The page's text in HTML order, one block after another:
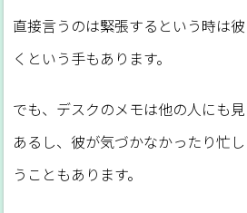
直接言うのは緊張するという時は
くという手もあります。
でも、デスクのメモは他の人にも
あるし、彼が気づかなかったり忙
うこともあります。